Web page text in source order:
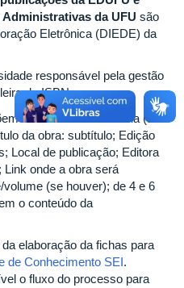
da UFU são
Eletrônica (DIEDE) da
responsável pela gestão
do ISBN.
uma ficha são: Autoria (ano
da obra: subtítulo; Edição
Local de publicação; Editora
onde a obra será
(se houver); de 4 e 6
o conteúdo da
elaboração da fichas para
de Conhecimento SEI.
o fluxo do processo para